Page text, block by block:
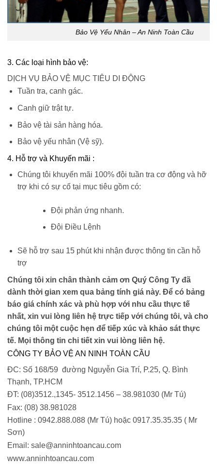
Bảo Vệ Yếu Nhân – An Ninh Toàn Cầu
3. Các loại hình bảo vệ:
DỊCH VỤ BẢO VỆ MỤC TIÊU DI ĐỘNG
Tuần tra, canh gác.
Canh giữ trật tự.
Bảo vệ tài sản hàng hóa.
Bảo vệ yếu nhân (Vệ sỹ).
4. Hỗ trợ và Khuyến mãi :
Chúng tôi khuyến mãi 100% đội tuần tra cơ động và hỡ
trợ khi có sự cố tại mục tiêu gồm có:
Đội phản ứng nhanh.
Đội Điều Lệnh
Sẽ hỗ trợ sau 15 phút khi nhận được thông tin cần hỗ
trợ
Chúng tôi xin chân thành cảm ơn Quý Công Ty đã
dành thời gian xem qua bảng tính giá này. Để có bảng
báo giá chính xác và phù hợp với nhu cầu thực tế
nhất, xin vui lòng liên hệ trực tiếp với chúng tôi, và cho
chúng tôi một cuộc hẹn để tiếp xúc và khảo sát thực
tế. Mọi thông tin chi tiết xin vui lòng liên hệ.
CÔNG TY BẢO VỆ AN NINH TOÀN CẦU
ĐC: Số 168/59 đường Nguyễn Gia Trí, P.25, Q. Bình
Thạnh, TP.HCM
ĐT: (08)3512.,1345- 3512.1456 – 38.981030 (Mr Tú)
Fax: (08) 38.981028
Hotline : 0942.888.088 (Mr Tú) hoặc 0917.35.35.35 ( Mr
Sơn)
Email: sale@anninhtoancau.com
www.anninhtoancau.com